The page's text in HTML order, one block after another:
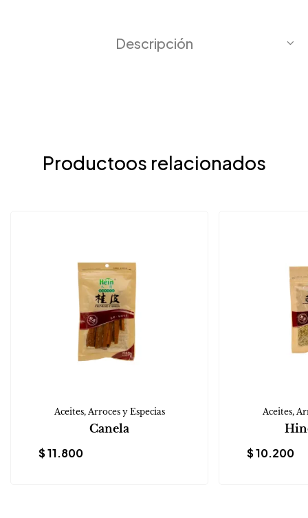
Descripción
Productoos relacionados
Aceites, Arroces y Especias
Canela
$11.800
Aceites,
$10.200